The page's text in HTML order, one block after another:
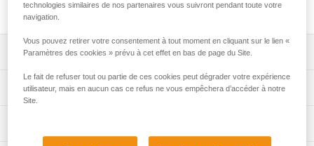
pédale, quel que soit le type de chaussure.
Descriptif
Se fixe sur la poignée ASCENSION pour les remontées
sur corde.
Spécifications techniques
technologies similaires de nos partenaires vous suivront pendant toute votre
navigation.
Vous pouvez retirer votre consentement à tout moment en cliquant sur le lien «
Paramètres des cookies » prévu à cet effet en bas de page du Site.
Le fait de refuser tout ou partie de ces cookies peut dégrader votre expérience
utilisateur, mais en aucun cas ce refus ne vous empêchera d’accéder à notre
Site.